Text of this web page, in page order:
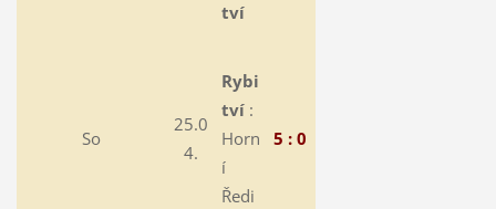
tví
So
25.0
4.
Rybi
tví :
Horn
í
Ředi
5 : 0